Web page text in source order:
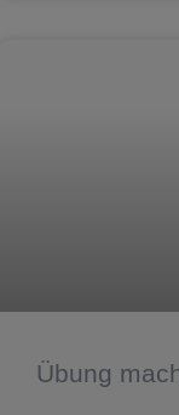
Übung